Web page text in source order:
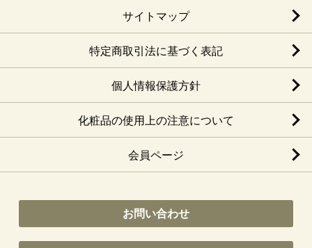
サイトマップ
特定商取引法に基づく表記
個人情報保護方針
化粧品の使用上の注意について
会員ページ
お問い合わせ